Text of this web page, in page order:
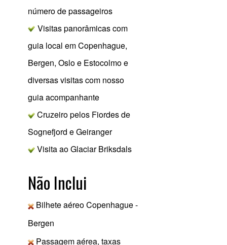
número de passageiros
Visitas panorâmicas com
guia local em Copenhague,
Bergen, Oslo e Estocolmo e
diversas visitas com nosso
guia acompanhante
Cruzeiro pelos Fiordes de
Sognefjord e Geiranger
Visita ao Glaciar Briksdals
Não Inclui
Bilhete aéreo Copenhague -
Bergen
Passagem aérea, taxas